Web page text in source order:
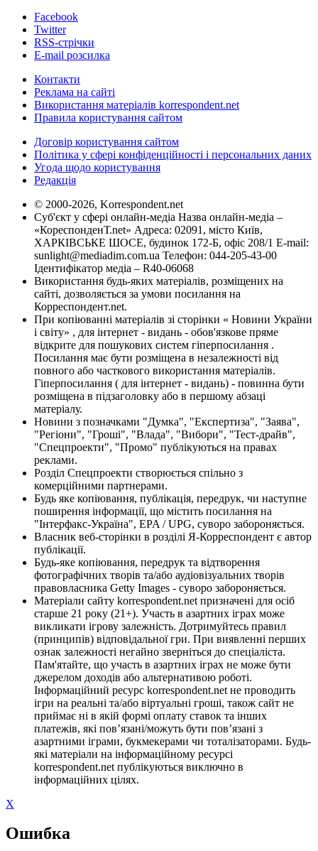
Facebook
Twitter
RSS-стрічки
E-mail розсилка
Контакти
Реклама на сайті
Використання матеріалів korrespondent.net
Правила користування сайтом
Договір користування сайтом
Політика у сфері конфіденційності і персональних даних
Угода щодо користування
Редакція
© 2000-2026, Korrespondent.net
Суб'єкт у сфері онлайн-медіа Назва онлайн-медіа –
«КореспонденТ.net» Адреса: 02091, місто Київ,
ХАРКІВСЬКЕ ШОСЕ, будинок 172-Б, офіс 208/1 E-mail:
sunlight@mediadim.com.ua Телефон: 044-205-43-00
Ідентифікатор медіа – R40-06068
Використання будь-яких матеріалів, розміщених на
сайті, дозволяється за умови посилання на
Корреспондент.net.
При копіюванні матеріалів зі сторінки « Новини України
і світу» , для інтернет - видань - обов'язкове пряме
відкрите для пошукових систем гіперпосилання .
Посилання має бути розміщена в незалежності від
повного або часткового використання матеріалів.
Гіперпосилання ( для інтернет - видань) - повинна бути
розміщена в підзаголовку або в першому абзаці
матеріалу.
Новини з позначками "Думка", "Експертиза", "Заява",
"Регіони", "Гроші", "Влада", "Вибори", "Тест-драйв",
"Спецпроекти", "Промо" публікуються на правах
реклами.
Розділ Спецпроекти створюється спільно з
комерційними партнерами.
Будь яке копіювання, публікація, передрук, чи наступне
поширення інформації, що містить посилання на
"Інтерфакс-Україна", EPA / UPG, суворо забороняється.
Власник веб-сторінки в розділі Я-Корреспондент є автор
публікації.
Будь-яке копіювання, передрук та відтворення
фотографічних творів та/або аудіовізуальних творів
правовласника Getty Images - суворо забороняється.
Матеріали сайту korrespondent.net призначені для осіб
старше 21 року (21+). Участь в азартних іграх може
викликати ігрову залежність. Дотримуйтесь правил
(принципів) відповідальної гри. При виявленні перших
ознак залежності негайно зверніться до спеціаліста.
Пам'ятайте, що участь в азартних іграх не може бути
джерелом доходів або альтернативою роботі.
Інформаційний ресурс korrespondent.net не проводить
ігри на реальні та/або віртуальні гроші, також сайт не
приймає ні в якій формі оплату ставок та інших
платежів, які пов’язані/можуть бути пов’язані з
азартними іграми, букмекерами чи тоталізаторами. Будь-
які матеріали на інформаційному ресурсі
korrespondent.net публікуються виключно в
інформаційних цілях.
X
Ошибка